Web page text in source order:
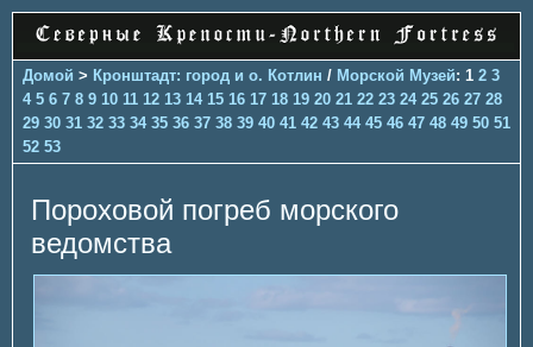
Домой > Кронштадт: город и о. Котлин / Морской Музей: 1 2 3
4 5 6 7 8 9 10 11 12 13 14 15 16 17 18 19 20 21 22 23 24 25 26 27 28
29 30 31 32 33 34 35 36 37 38 39 40 41 42 43 44 45 46 47 48 49 50 51
52 53
Пороховой погреб морского
ведомства